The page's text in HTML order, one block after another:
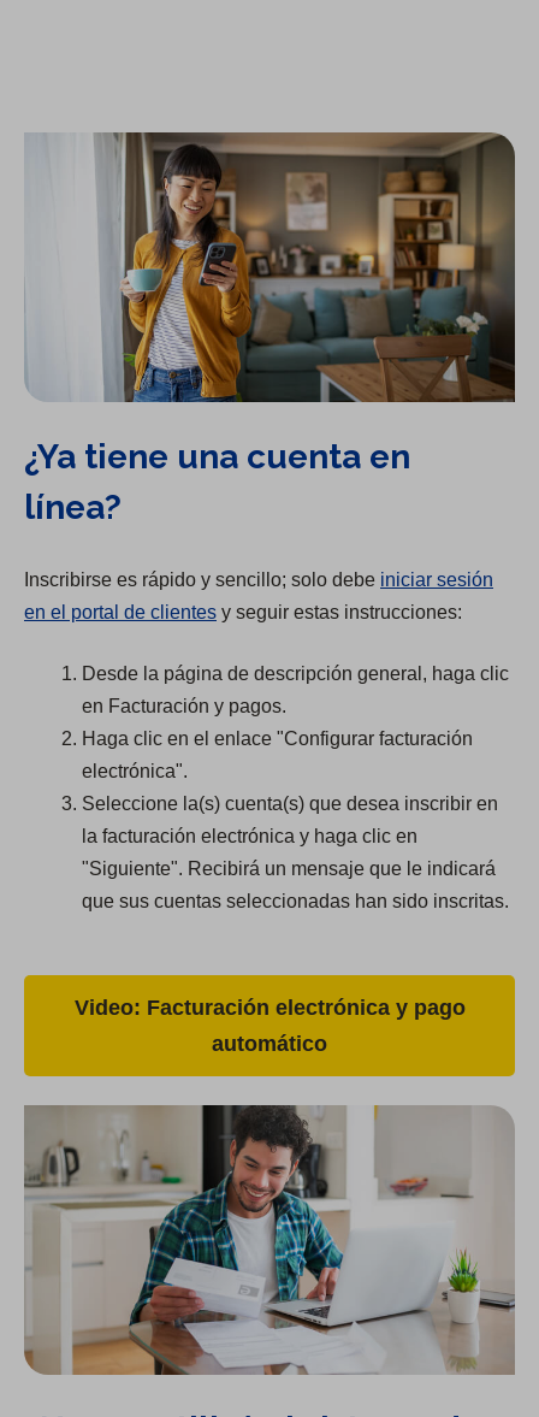
¿Ya tiene una cuenta en
línea?
Inscribirse es rápido y sencillo; solo debe iniciar sesión
en el portal de clientes y seguir estas instrucciones:
Desde la página de descripción general, haga clic
en Facturación y pagos.
Haga clic en el enlace "Configurar facturación
electrónica".
Seleccione la(s) cuenta(s) que desea inscribir en
la facturación electrónica y haga clic en
"Siguiente". Recibirá un mensaje que le indicará
que sus cuentas seleccionadas han sido inscritas.
Video: Facturación electrónica y pago
automático